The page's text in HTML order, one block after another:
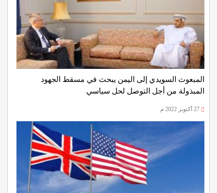
المبعوث السويدي إلى اليمن يبحث في مسقط الجهود
المبذولة من أجل التوصل لحل سياسي